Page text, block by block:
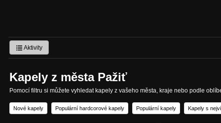
Aktivity
Kapely z města Pažiť
Pomocí filtru si můžete vyhledat kapely z vašeho města, kraje nebo podle
Nové kapely Populární hardcorové kapely Populární kapely Kapely s